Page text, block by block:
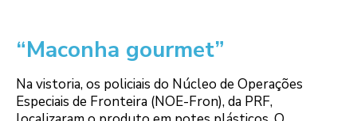
“Maconha gourmet”
Na vistoria, os policiais do Núcleo de Operações
Especiais de Fronteira (NOE-Fron), da PRF,